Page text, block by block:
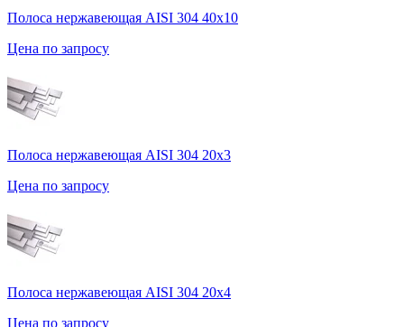
Полоса нержавеющая AISI 304 40х10
Цена по запросу
Полоса нержавеющая AISI 304 20х3
Цена по запросу
Полоса нержавеющая AISI 304 20х4
Цена по запросу